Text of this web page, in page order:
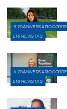
ENTREVISTAS
ENTREVISTAS